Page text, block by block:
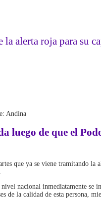
alerta roja para su
Andina
luego de que el
que ya se viene tramitando
nacional inmediatamente se
de la calidad de esta persona,